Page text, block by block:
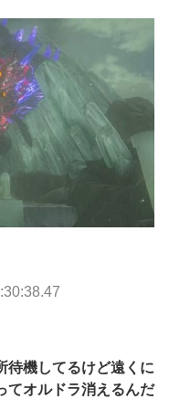
待機してるけど遠くに
てオルドラ消えるんだ